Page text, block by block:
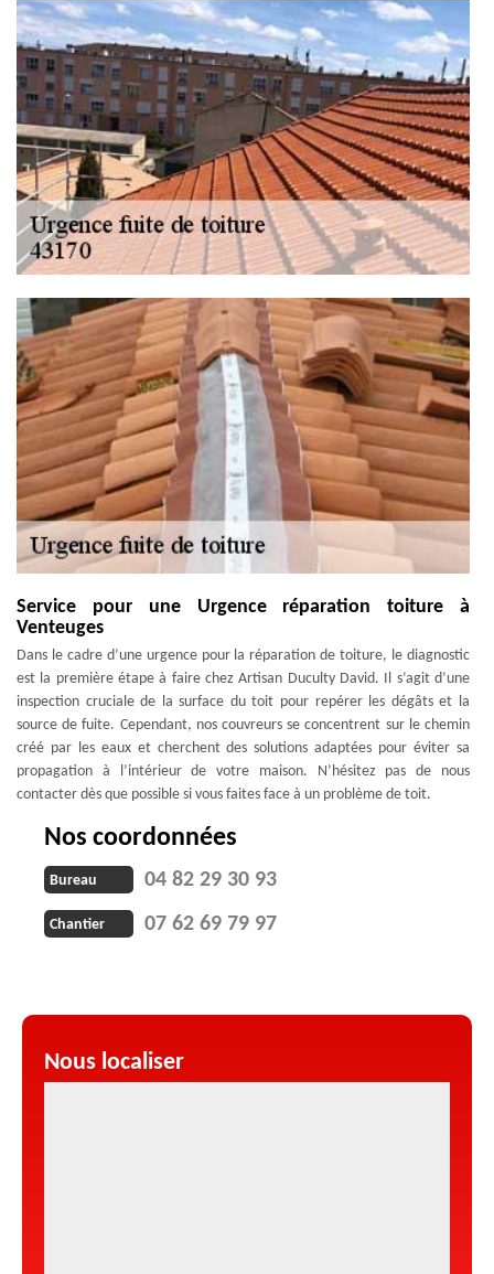
Service pour une Urgence réparation toiture à
Venteuges
Dans le cadre d’une urgence pour la réparation de toiture, le diagnostic
est la première étape à faire chez Artisan Duculty David. Il s’agit d’une
inspection cruciale de la surface du toit pour repérer les dégâts et la
source de fuite. Cependant, nos couvreurs se concentrent sur le chemin
créé par les eaux et cherchent des solutions adaptées pour éviter sa
propagation à l’intérieur de votre maison. N’hésitez pas de nous
contacter dès que possible si vous faites face à un problème de toit.
Nos coordonnées
Bureau 04 82 29 30 93
Chantier 07 62 69 79 97
Nous localiser